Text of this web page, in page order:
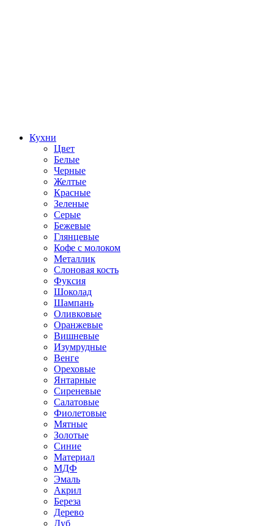
Кухни
Цвет
Белые
Черные
Желтые
Красные
Зеленые
Серые
Бежевые
Глянцевые
Кофе с молоком
Металлик
Слоновая кость
Фуксия
Шоколад
Шампань
Оливковые
Оранжевые
Вишневые
Изумрудные
Венге
Ореховые
Янтарные
Сиреневые
Салатовые
Фиолетовые
Мятные
Золотые
Синие
Материал
МДФ
Эмаль
Акрил
Береза
Дерево
Дуб